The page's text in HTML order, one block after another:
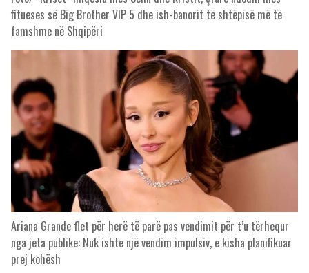
fitueses së Big Brother VIP 5 dhe ish-banorit të shtëpisë më të
famshme në Shqipëri
Ariana Grande flet për herë të parë pas vendimit për t’u tërhequr
nga jeta publike: Nuk ishte një vendim impulsiv, e kisha planifikuar
prej kohësh